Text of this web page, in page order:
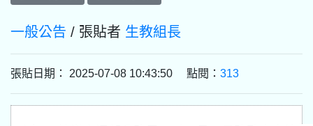
一般公告 / 張貼者 生教組長
張貼日期： 2025-07-08 10:43:50 點閱： 313